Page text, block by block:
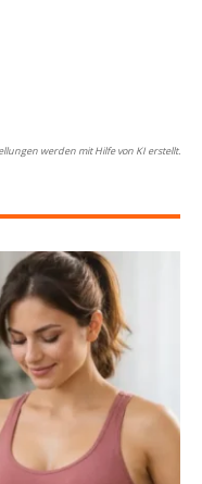
werden mit Hilfe von KI erstellt.